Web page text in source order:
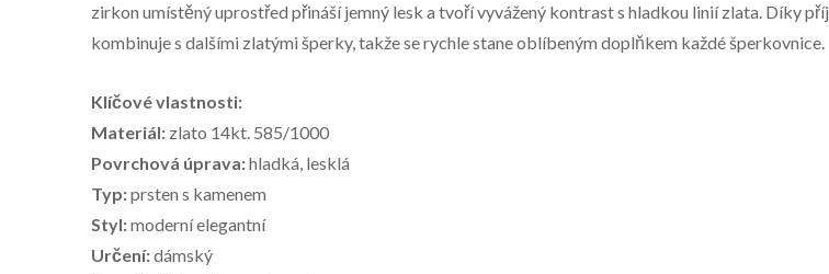
zirkon umístěný uprostřed přináší jemný lesk a tvoří vyvážený kontrast s hladkou linií zlata. Díky
kombinuje s dalšími zlatými šperky, takže se rychle stane oblíbeným doplňkem každé šperkovnice.
Klíčové vlastnosti:
Materiál: zlato 14kt. 585/1000
Povrchová úprava:hladká, lesklá
Typ:prsten s kamenem
Styl:moderní elegantní
Určení:dámský